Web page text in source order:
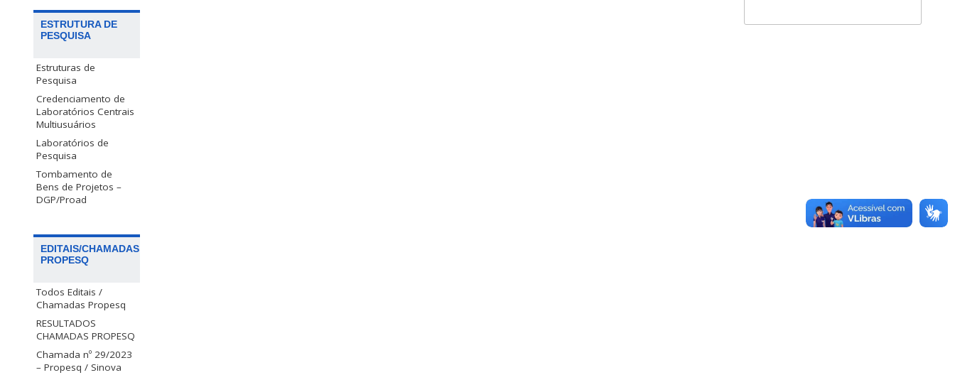
ESTRUTURA DE
PESQUISA
Estruturas de
Pesquisa
Credenciamento de
Laboratórios Centrais
Multiusuários
Laboratórios de
Pesquisa
Tombamento de
Bens de Projetos –
DGP/Proad
EDITAIS/CHAMADAS
PROPESQ
Todos Editais /
Chamadas Propesq
RESULTADOS
CHAMADAS PROPESQ
Chamada nº 29/2023
– Propesq / Sinova